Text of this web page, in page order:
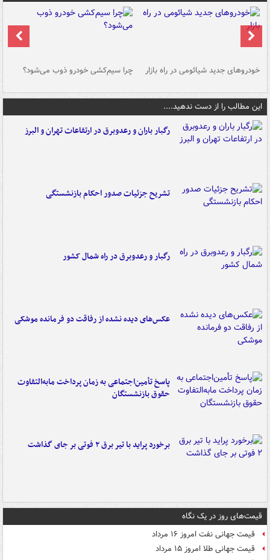
خودروهای جدید شیائومی در راه بازار چرا سیم‌کشی خودرو ذوب می‌شود؟
این مطالب را از دست ندهید....
رگبار باران و رعدوبرق در ارتفاعات تهران و البرز
تشریح جزئیات صدور احکام بازنشستگی
رگبار و رعدوبرق در راه شمال کشور
عکس‌های دیده نشده از رفاقت دو فرمانده‌ موشکی
پاسخ تأمین‌اجتماعی به زمان پرداخت مابه‌التفاوت
حقوق بازنشستگان
برخورد پراید با تیر برق ۲ فوتی بر جای گذاشت
قیمت‌های روز در یک نگاه
قیمت جهانی نفت امروز ۱۶ مرداد
قیمت جهانی طلا امروز ۱۵ مرداد